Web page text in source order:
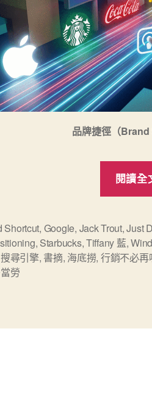
品牌捷徑（Brand
閱讀全
Shortcut, Google, Jack Trout,Just
, Starbucks,Tiffany 藍,
搜尋引擎, 書摘, 海底撈, 行銷不必
勞